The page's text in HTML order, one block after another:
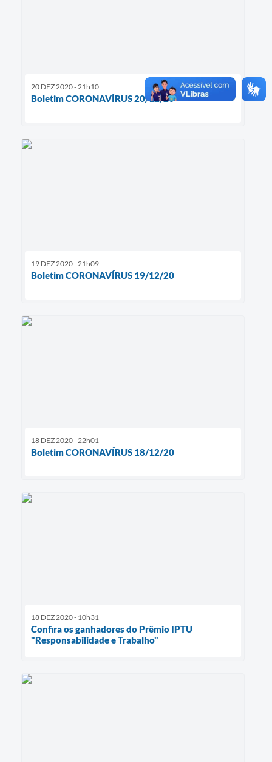
20 DEZ 2020 - 21h10
Boletim CORONAVÍRUS 20/12/20
19 DEZ 2020 - 21h09
Boletim CORONAVÍRUS 19/12/20
18 DEZ 2020 - 22h01
Boletim CORONAVÍRUS 18/12/20
18 DEZ 2020 - 10h31
Confira os ganhadores do Prêmio IPTU
"Responsabilidade e Trabalho"